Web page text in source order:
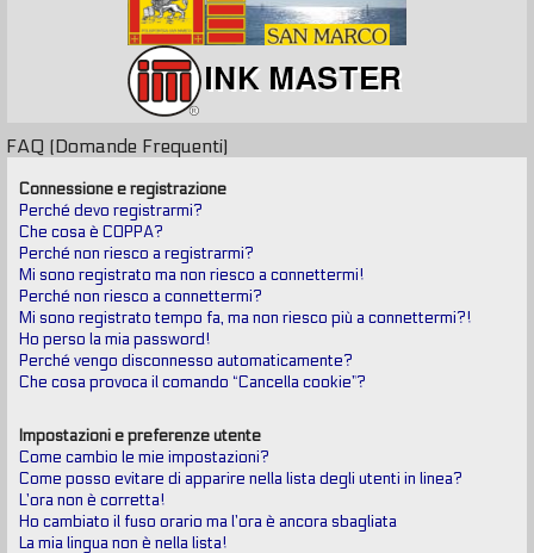
FAQ (Domande Frequenti)
Connessione e registrazione
Perché devo registrarmi?
Che cosa è COPPA?
Perché non riesco a registrarmi?
Mi sono registrato ma non riesco a connettermi!
Perché non riesco a connettermi?
Mi sono registrato tempo fa, ma non riesco più a connettermi?!
Ho perso la mia password!
Perché vengo disconnesso automaticamente?
Che cosa provoca il comando “Cancella cookie”?
Impostazioni e preferenze utente
Come cambio le mie impostazioni?
Come posso evitare di apparire nella lista degli utenti in linea?
L’ora non è corretta!
Ho cambiato il fuso orario ma l’ora è ancora sbagliata
La mia lingua non è nella lista!